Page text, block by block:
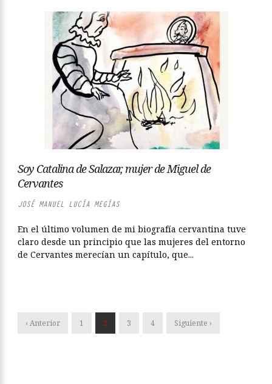
Soy Catalina de Salazar, mujer de Miguel de
Cervantes
JOSÉ MANUEL LUCÍA MEGÍAS
En el último volumen de mi biografía cervantina tuve
claro desde un principio que las mujeres del entorno
de Cervantes merecían un capítulo, que...
‹ Anterior 1 2 3 4 Siguiente ›